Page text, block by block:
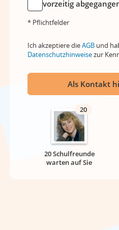
vorzeitig
* Pflichtfelder
Ich akzeptiere dieAGB und
Datenschutzhinweisezur
Als Kontakt
20
20 Schulfreunde
warten auf Sie